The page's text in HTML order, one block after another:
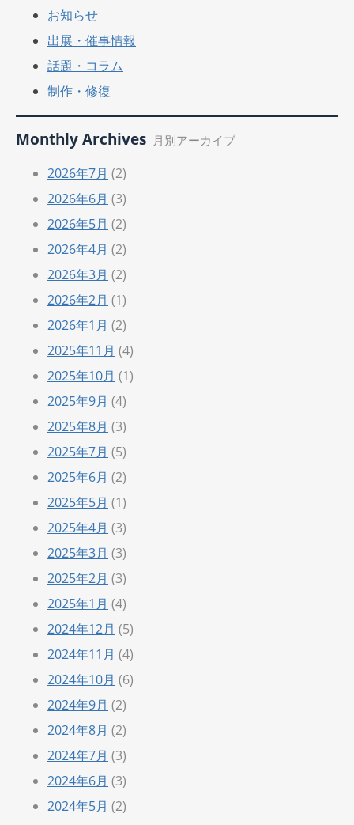
お知らせ
出展・催事情報
話題・コラム
制作・修復
Monthly Archives 月別アーカイブ
2026年7月 (2)
2026年6月 (3)
2026年5月 (2)
2026年4月 (2)
2026年3月 (2)
2026年2月 (1)
2026年1月 (2)
2025年11月 (4)
2025年10月 (1)
2025年9月 (4)
2025年8月 (3)
2025年7月 (5)
2025年6月 (2)
2025年5月 (1)
2025年4月 (3)
2025年3月 (3)
2025年2月 (3)
2025年1月 (4)
2024年12月 (5)
2024年11月 (4)
2024年10月 (6)
2024年9月 (2)
2024年8月 (2)
2024年7月 (3)
2024年6月 (3)
2024年5月 (2)